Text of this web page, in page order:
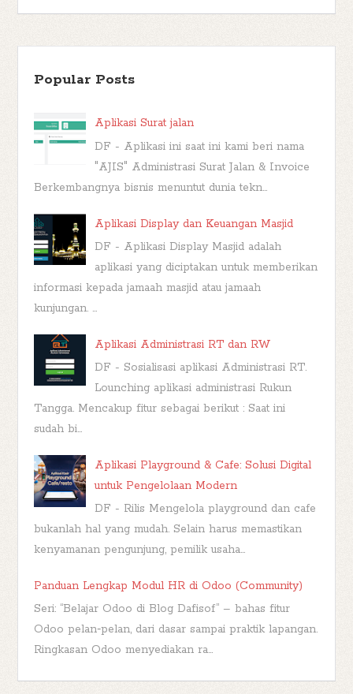
Popular Posts
Aplikasi Surat jalan
DF - Aplikasi ini saat ini kami beri nama
"AJIS" Administrasi Surat Jalan & Invoice
Berkembangnya bisnis menuntut dunia tekn...
Aplikasi Display dan Keuangan Masjid
DF - Aplikasi Display Masjid adalah
aplikasi yang diciptakan untuk memberikan
informasi kepada jamaah masjid atau jamaah
kunjungan. ...
Aplikasi Administrasi RT dan RW
DF - Sosialisasi aplikasi Administrasi RT.
Lounching aplikasi administrasi Rukun
Tangga. Mencakup fitur sebagai berikut : Saat ini
sudah bi...
Aplikasi Playground & Cafe: Solusi Digital
untuk Pengelolaan Modern
DF - Rilis Mengelola playground dan cafe
bukanlah hal yang mudah. Selain harus memastikan
kenyamanan pengunjung, pemilik usaha...
Panduan Lengkap Modul HR di Odoo (Community)
Seri: “Belajar Odoo di Blog Dafisof” – bahas fitur
Odoo pelan‑pelan, dari dasar sampai praktik lapangan.
Ringkasan Odoo menyediakan ra...